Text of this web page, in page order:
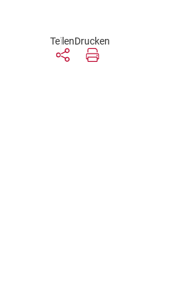
TeilenDrucken